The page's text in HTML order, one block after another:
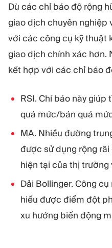
Dù các chỉ báo độ rộng
giao dịch chuyên nghiệp
với các công cụ kỹ thuật
giao dịch chính xác hơn.
kết hợp với các chỉ báo
RSI. Chỉ báo này giúp
quá mức/bán quá
MA. Nhiều đường
được sử dụng rộng
hiện tại của thị trường
Dải Bollinger. Công
hiểu được điểm đột
xu hướng biến động